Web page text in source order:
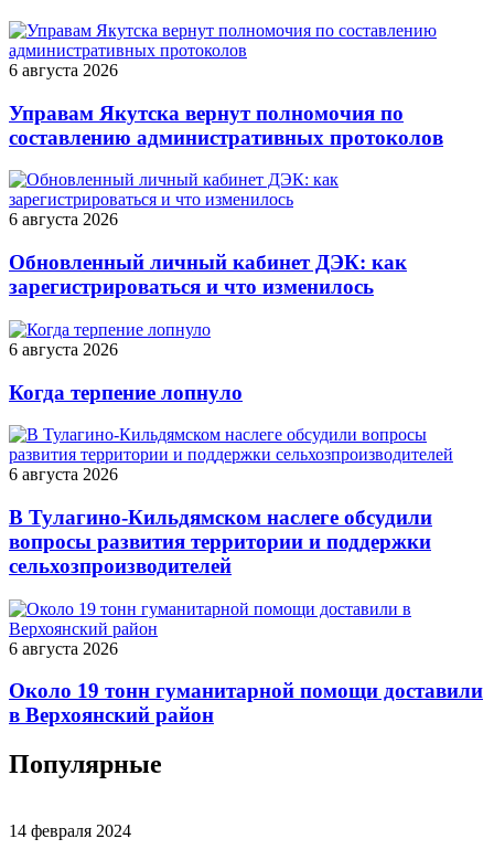
6 августа 2026
Управам Якутска вернут полномочия по
составлению административных протоколов
6 августа 2026
Обновленный личный кабинет ДЭК: как
зарегистрироваться и что изменилось
6 августа 2026
Когда терпение лопнуло
6 августа 2026
В Тулагино-Кильдямском наслеге обсудили
вопросы развития территории и поддержки
сельхозпроизводителей
6 августа 2026
Около 19 тонн гуманитарной помощи доставили
в Верхоянский район
Популярные
14 февраля 2024